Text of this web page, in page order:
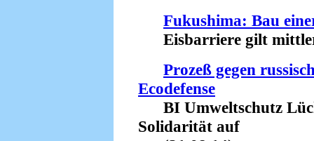
Fukushima: Bau
Eisbarriere gilt
Prozeß gegen
Ecodefense
BI Umweltschutz
Solidarität auf